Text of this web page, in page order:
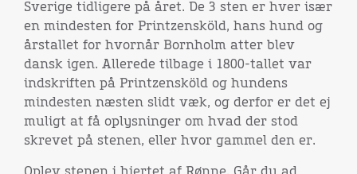
Sverige tidligere på året. De 3 sten er hver især
en mindesten for Printzensköld, hans hund og
årstallet for hvornår Bornholm atter blev
dansk igen. Allerede tilbage i 1800-tallet var
indskriften på Printzensköld og hundens
mindesten næsten slidt væk, og derfor er det ej
muligt at få oplysninger om hvad der stod
skrevet på stenen, eller hvor gammel den er.